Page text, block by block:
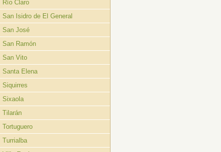
Río Claro
San Isidro de El General
San José
San Ramón
San Vito
Santa Elena
Siquirres
Sixaola
Tilarán
Tortuguero
Turrialba